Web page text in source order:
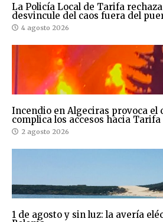
La Policía Local de Tarifa rechaza
desvincule del caos fuera del
4 agosto 2026
Incendio en Algeciras provoca el
complica los accesos hacia Tarifa
2 agosto 2026
1 de agosto y sin luz: la avería